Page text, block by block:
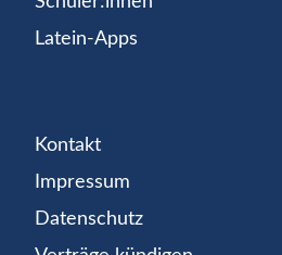
Latein-Apps
Kontakt
Impressum
Datenschutz